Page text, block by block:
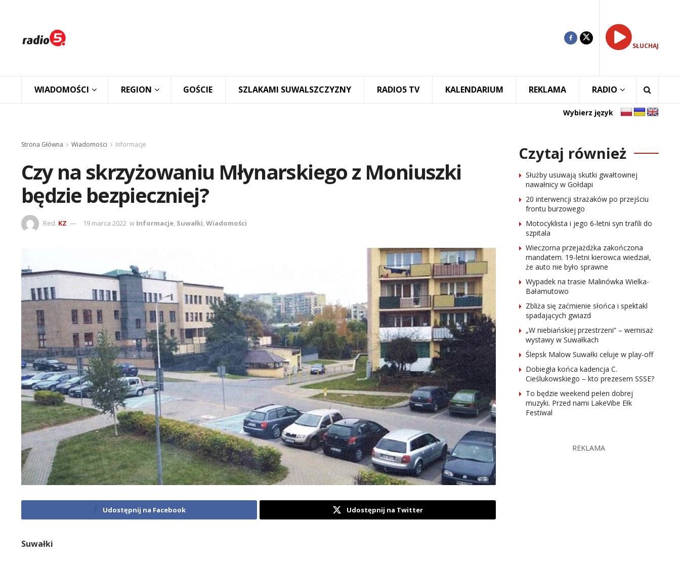
SŁUCHAJ
WIADOMOŚCI REGION GOŚCIE SZLAKAMI SUWALSZCZYZNY RADIO5 TV KALENDARIUM REKLAMA RADIO
Wybierz język
Strona Główna Wiadomości Informacje
Czy na skrzyżowaniu Młynarskiego z Moniuszki
będzie bezpieczniej?
Red. KZ 19 marca 2022 w Informacje, Suwałki,Wiadomości
Udostępnij na Facebook Udostępnij na Twitter
Suwałki
Czytaj również
Służby usuwają skutki gwałtownej
nawałnicy w Gołdapi
20 interwencji strażaków po przejściu
frontu burzowego
Motocyklista i jego 6-letni syn trafili do
szpitala
Wieczorna przejażdżka zakończona
mandatem. 19-letni kierowca wiedział,
że auto nie było sprawne
Wypadek na trasie Malinówka Wielka-
Bałamutowo
Zbliża się zaćmienie słońca i spektakl
spadających gwiazd
„W niebiańskiej przestrzeni” – wernisaż
wystawy w Suwałkach
Ślepsk Malow Suwałki celuje w play-off
Dobiegła końca kadencja C.
Cieślukowskiego – kto prezesem SSSE?
To będzie weekend pełen dobrej
muzyki. Przed nami LakeVibe Ełk
Festiwal
REKLAMA